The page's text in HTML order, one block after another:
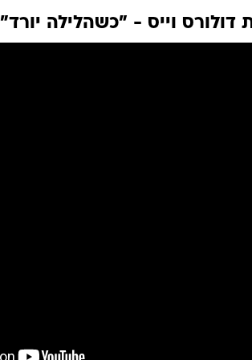
דולורס וייס - "כשהלילה יורד"